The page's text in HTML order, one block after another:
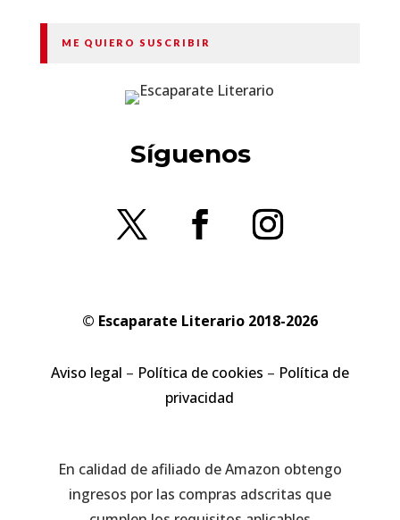
ME QUIERO SUSCRIBIR
Síguenos
© Escaparate Literario 2018-2026
Aviso legal – Política de cookies – Política de
privacidad
En calidad de afiliado de Amazon obtengo
ingresos por las compras adscritas que